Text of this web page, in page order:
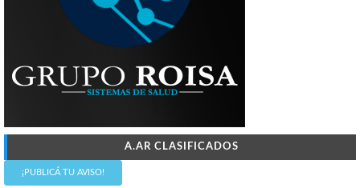
A.AR CLASIFICADOS
¡PUBLICÁ TU AVISO!